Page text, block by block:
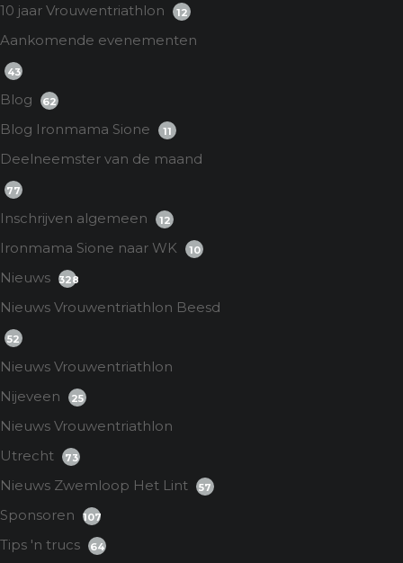
10 jaar Vrouwentriathlon 12
Aankomende evenementen
43
Blog 62
Blog Ironmama Sione 11
Deelneemster van de maand
77
Inschrijven algemeen 12
Ironmama Sione naar WK 10
Nieuws 328
Nieuws Vrouwentriathlon Beesd
52
Nieuws Vrouwentriathlon
Nijeveen
25
Nieuws Vrouwentriathlon
Utrecht
73
Nieuws Zwemloop Het Lint 57
Sponsoren 107
Tips 'n trucs 64